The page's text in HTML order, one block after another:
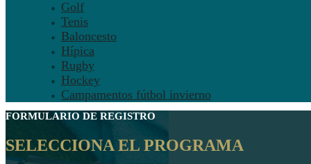
Golf
Tenis
Baloncesto
Hípica
Rugby
Hockey
Campamentos fútbol invierno
FORMULARIO DE REGISTRO
SELECCIONA EL PROGRAMA